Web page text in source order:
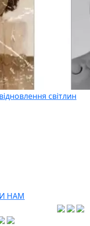
світлин
НАМ